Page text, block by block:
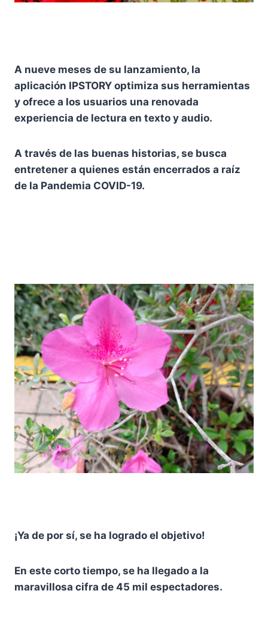
A nueve meses de su lanzamiento, la
aplicación IPSTORY optimiza sus herramientas
y ofrece a los usuarios una renovada
experiencia de lectura en texto y audio.
A través de las buenas historias, se busca
entretener a quienes están encerrados a raíz
de la Pandemia COVID-19.
¡Ya de por sí, se ha logrado el objetivo!
En este corto tiempo, se ha llegado a la
maravillosa cifra de 45 mil espectadores.